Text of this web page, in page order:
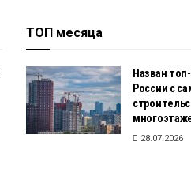
ТОП месяца
Назван
России с
28.07.2026